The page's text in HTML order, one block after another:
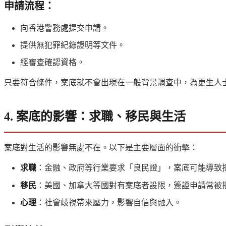
申請流程 ：
向香港警務處提交申請。
提供無犯罪紀錄證明等文件。
經審查確認資格。
只要符合條件，案底就不會出現在一般背景調查中，為更生人
4. 案底的影響：求職、移民與生活
案底對生活的影響無處不在。以下是主要層面的衝擊：
求職 ：金融、政府等行業要求「良民證」，案底可能導致
移民 ：美國、加拿大等國對有案底者設限，簽證申請常被
心理 ：社會歧視帶來壓力，影響自信與融入。